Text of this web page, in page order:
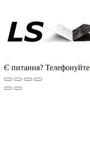
Є питання? Телефонуйте